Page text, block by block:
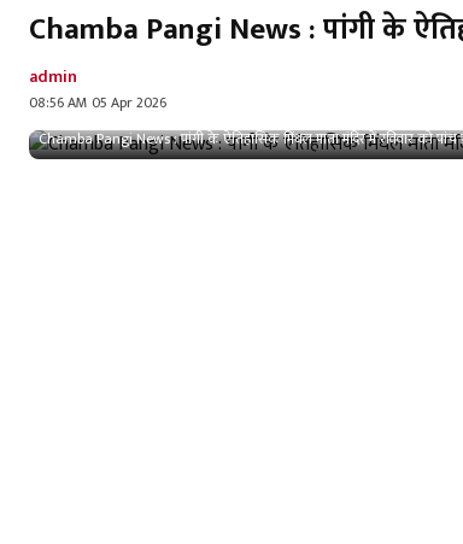
Chamba Pangi News : पांगी के
admin
08:56 AM 05 Apr 2026
Chamba Pangi News : पांगी के ऐतिहासिक मिंधल माता मंदिर में रविवार को